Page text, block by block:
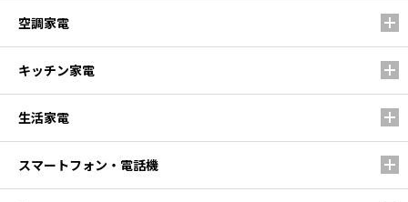
空調家電
キッチン家電
生活家電
スマートフォン・電話機